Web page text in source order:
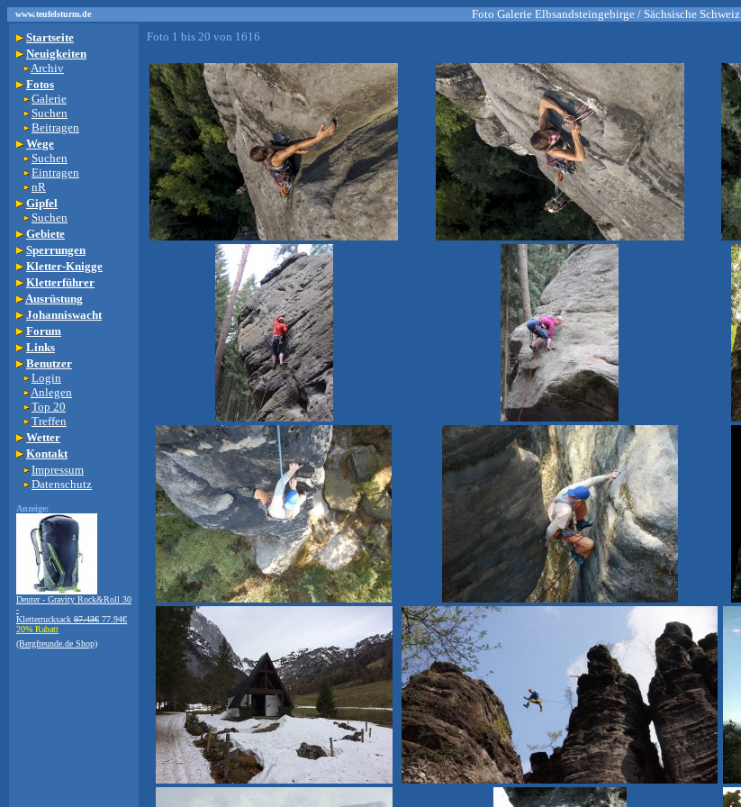
www.teufelsturm.de Foto Galerie Elbsandsteingebirge / Sächsische Schweiz
Startseite
Neuigkeiten
Archiv
Fotos
Galerie
Suchen
Beitragen
Wege
Suchen
Eintragen
nR
Gipfel
Suchen
Gebiete
Sperrungen
Kletter-Knigge
Kletterführer
Ausrüstung
Johanniswacht
Forum
Links
Benutzer
Login
Anlegen
Top 20
Treffen
Wetter
Kontakt
Impressum
Datenschutz
Anzeige:
Deuter - Gravity Rock&Roll 30
-
Kletterrucksack 97.43€ 77.94€
20% Rabatt
(Bergfreunde.de Shop)
Foto 1 bis 20 von 1616